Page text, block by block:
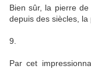
Bien sûr, la pierre
depuis des siècles, la
9.
Par cet